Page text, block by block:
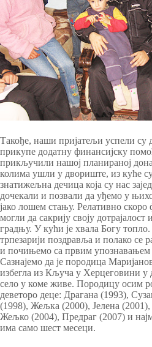
Такође, наши пријатељи успели су
прикупе додатну финансијску
прикључили нашој планираној
колима ушли у двориште, из куће
знатижељна дечица која су нас
дочекали и позвали да уђемо у
јако лошем стању. Релативно
могли да сакрију своју
градњу. У кући је хвала Богу
трпезарији поздравља и полако се
и почињемо са првим упознавањем
Сазнајемо да је породица
избегла из Кључа у Херцеговини
село у коме живе. Породицу осим
деветоро деце: Драгана (1993),
(1998), Жељка (2000), Јелена
Жељко (2004), Предраг (2007) и
има само шест месеци.